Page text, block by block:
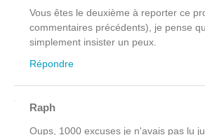
Vous êtes le deuxième à reporter ce
commentaires précédents), je pense
simplement insister un peux.
Répondre
Raph
Oups, 1000 excuses je n'avais pas lu